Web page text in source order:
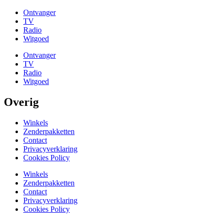
Ontvanger
TV
Radio
Witgoed
Ontvanger
TV
Radio
Witgoed
Overig
Winkels
Zenderpakketten
Contact
Privacyverklaring
Cookies Policy
Winkels
Zenderpakketten
Contact
Privacyverklaring
Cookies Policy